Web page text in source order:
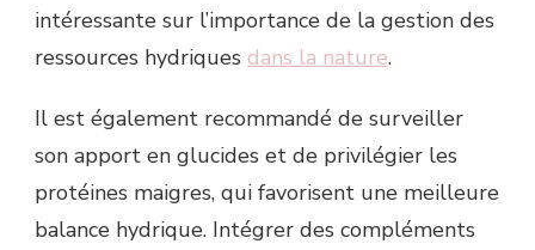
intéressante sur l’importance de la gestion des
ressources hydriques dans la nature.
Il est également recommandé de surveiller
son apport en glucides et de privilégier les
protéines maigres, qui favorisent une meilleure
balance hydrique. Intégrer des compléments